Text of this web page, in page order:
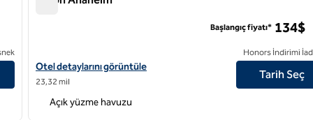
Hilton Anaheim için otel detaylarını görüntüleyin
Otel detaylarını görüntüle
23,32 mil
Başlangıç fiyatı* 134$
Honors İndirimi
Tarih Seç
Açık yüzme havuzu